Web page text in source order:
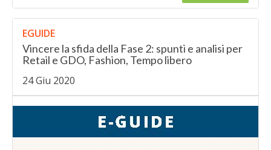
EGUIDE
Vincere la sfida della Fase 2: spunti e analisi per
Retail e GDO, Fashion, Tempo libero
24 Giu 2020